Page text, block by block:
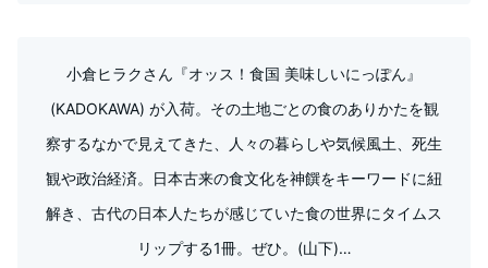
小倉ヒラクさん『オッス！食国 美味しいにっぽん』
(KADOKAWA) が入荷。その土地ごとの食のありかたを観
察するなかで見えてきた、人々の暮らしや気候風土、死生
観や政治経済。日本古来の食文化を神饌をキーワードに紐
解き、古代の日本人たちが感じていた食の世界にタイムス
リップする1冊。ぜひ。(山下)…